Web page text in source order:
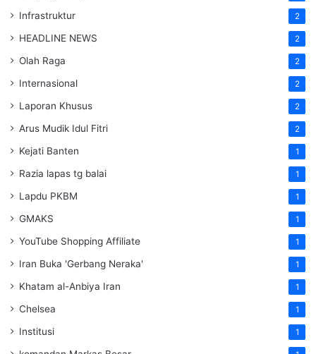
Infrastruktur 2
HEADLINE NEWS 2
Olah Raga 2
Internasional 2
Laporan Khusus 2
Arus Mudik Idul Fitri 2
Kejati Banten 1
Razia lapas tg balai 1
Lapdu PKBM 1
GMAKS 1
YouTube Shopping Affiliate 1
Iran Buka 'Gerbang Neraka' 1
Khatam al-Anbiya Iran 1
Chelsea 1
Institusi 1